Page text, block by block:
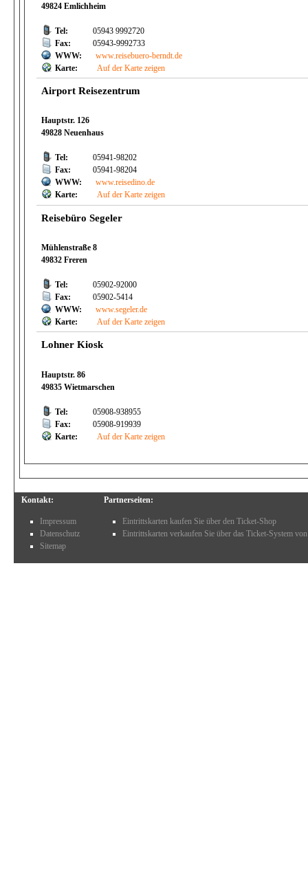
49824 Emlichheim
Tel:
05943 9992720
Fax:
05943-9992733
WWW:
www.reisebuero-berndt.de
Karte:
Auf der Karte zeigen
Airport Reisezentrum
Hauptstr. 126
49828 Neuenhaus
Tel:
05941-98202
Fax:
05941-98204
WWW:
www.reisedino.de
Karte:
Auf der Karte zeigen
Reisebüro Segeler
Mühlenstraße 8
49832 Freren
Tel:
05902-92000
Fax:
05902-5414
WWW:
www.segeler.de
Karte:
Auf der Karte zeigen
Lohner Kiosk
Hauptstr. 86
49835 Wietmarschen
Tel:
05908-938955
Fax:
05908-919939
Karte:
Auf der Karte zeigen
Kontakt:
Impressum
Datenschutz
Sitemap
Partnerseiten:
Eintrittskarten kaufen Sie über den Ticket-Shop
Eintrittskarten verkaufen Sie über das Ticket-System